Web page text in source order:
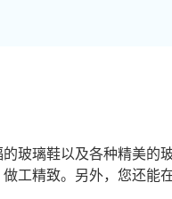
玻璃鞋以及各种精美的
工精致。另外，您还能